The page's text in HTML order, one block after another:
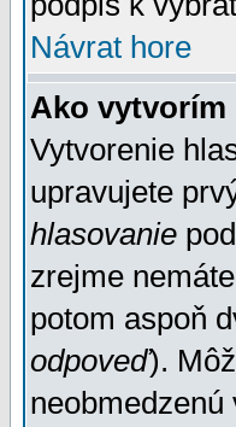
Návrat hore
Ako vytvorím
Vytvorenie
upravujete
hlasovanie
zrejme
potom aspoň
odpoveď).